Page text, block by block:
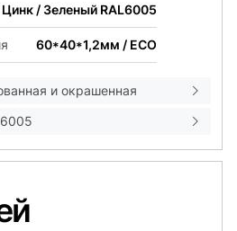
Цинк / Зеленый RAL6005
60*40*1,2мм / ECO
и окрашенная